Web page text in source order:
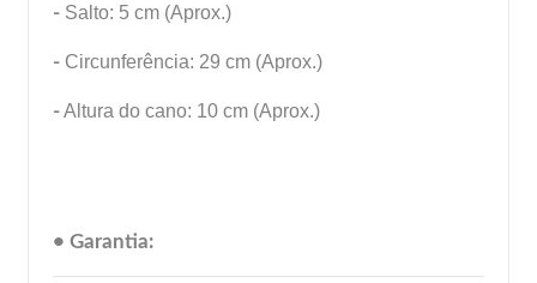
- Salto: 5 cm (Aprox.)
- Circunferência: 29 cm (Aprox.)
-Altura do cano: 10 cm (Aprox.)
• Garantia: